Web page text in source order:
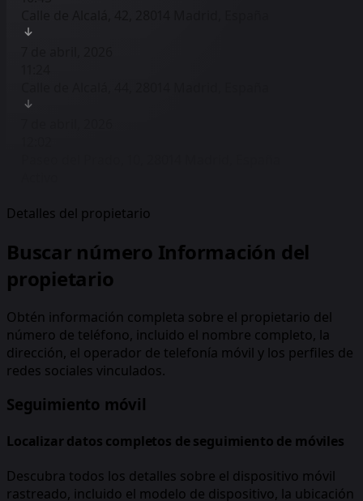
Detalles del propietario
Buscar número Información del
propietario
Obtén información completa sobre el propietario del
número de teléfono, incluido el nombre completo, la
dirección, el operador de telefonía móvil y los perfiles de
redes sociales vinculados.
Seguimiento móvil
Localizar datos completos de seguimiento de móviles
Descubra todos los detalles sobre el dispositivo móvil
rastreado, incluido el modelo de dispositivo, la ubicación